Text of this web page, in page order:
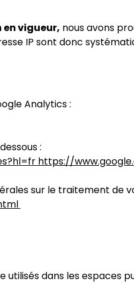
en vigueur, nous avons
IP sont donc
Analytics :
:
https://
sur le traitement de
dans les espaces